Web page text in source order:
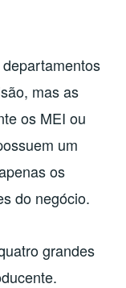
mas as
os MEI ou
um
os
do negócio.
grandes